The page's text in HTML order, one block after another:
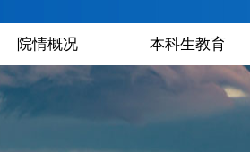
院情概况 本科生教育